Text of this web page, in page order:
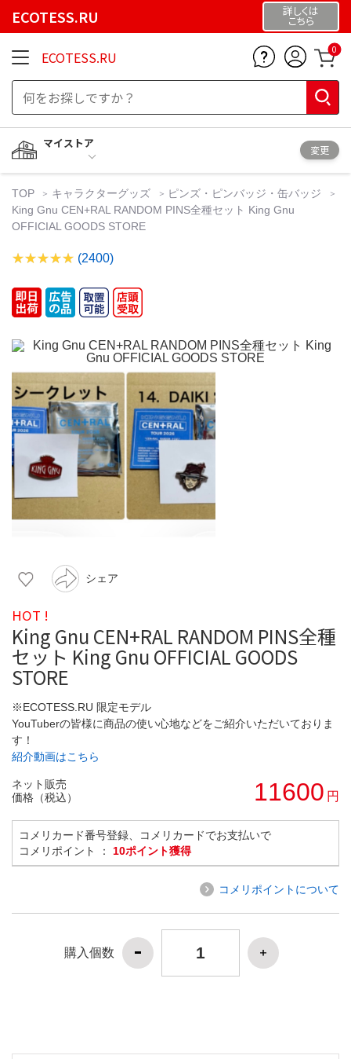
ECOTESS.RU 詳しくは
こちら
ECOTESS.RU 0
マイストア
変更
TOP キャラクターグッズ
ピンズ・ピンバッジ・缶バッジ
King Gnu CEN+RAL RANDOM PINS全種セット King Gnu
OFFICIAL GOODS STORE
(2400)
シェア
HOT !
King Gnu CEN+RAL RANDOM PINS全種
セット King Gnu OFFICIAL GOODS
STORE
※ECOTESS.RU 限定モデル
YouTuberの皆様に商品の使い心地などをご紹介いただいておりま
す！
紹介動画はこちら
ネット販売
価格（税込）
11600 円
コメリカード番号登録、コメリカードでお支払いで
コメリポイント ： 10ポイント獲得
コメリポイントについて
購入個数